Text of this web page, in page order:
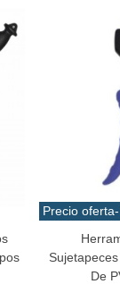
Precio oferta
Añadir Al
De